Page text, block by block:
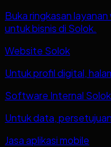
Buka ringkasan
untuk bisnis di Solok.
Website Solok
Untuk profil digital,
Software Internal Solok
Untuk data,
Jasa aplikasi mobile